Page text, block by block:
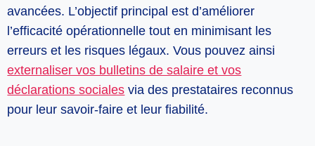
avancées. L’objectif principal est d’améliorer
l’efficacité opérationnelle tout en minimisant les
erreurs et les risques légaux. Vous pouvez ainsi
externaliser vos bulletins de salaire et vos
déclarations sociales via des prestataires reconnus
pour leur savoir-faire et leur fiabilité.